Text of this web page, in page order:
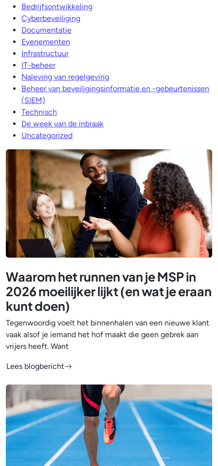
Bedrijfsontwikkeling
Cyberbeveiliging
Documentatie
Evenementen
Infrastructuur
IT-beheer
Naleving van regelgeving
Beheer van beveiligingsinformatie en -gebeurtenissen
(SIEM)
Technisch
De week van de inbraak
Uncategorized
Waarom het runnen van je MSP in
2026 moeilijker lijkt (en wat je eraan
kunt doen)
Tegenwoordig voelt het binnenhalen van een nieuwe klant
vaak alsof je iemand het hof maakt die geen gebrek aan
vrijers heeft. Want
Lees blogbericht